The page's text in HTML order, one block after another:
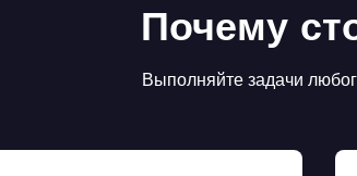
Почему
Выполняйте задачи